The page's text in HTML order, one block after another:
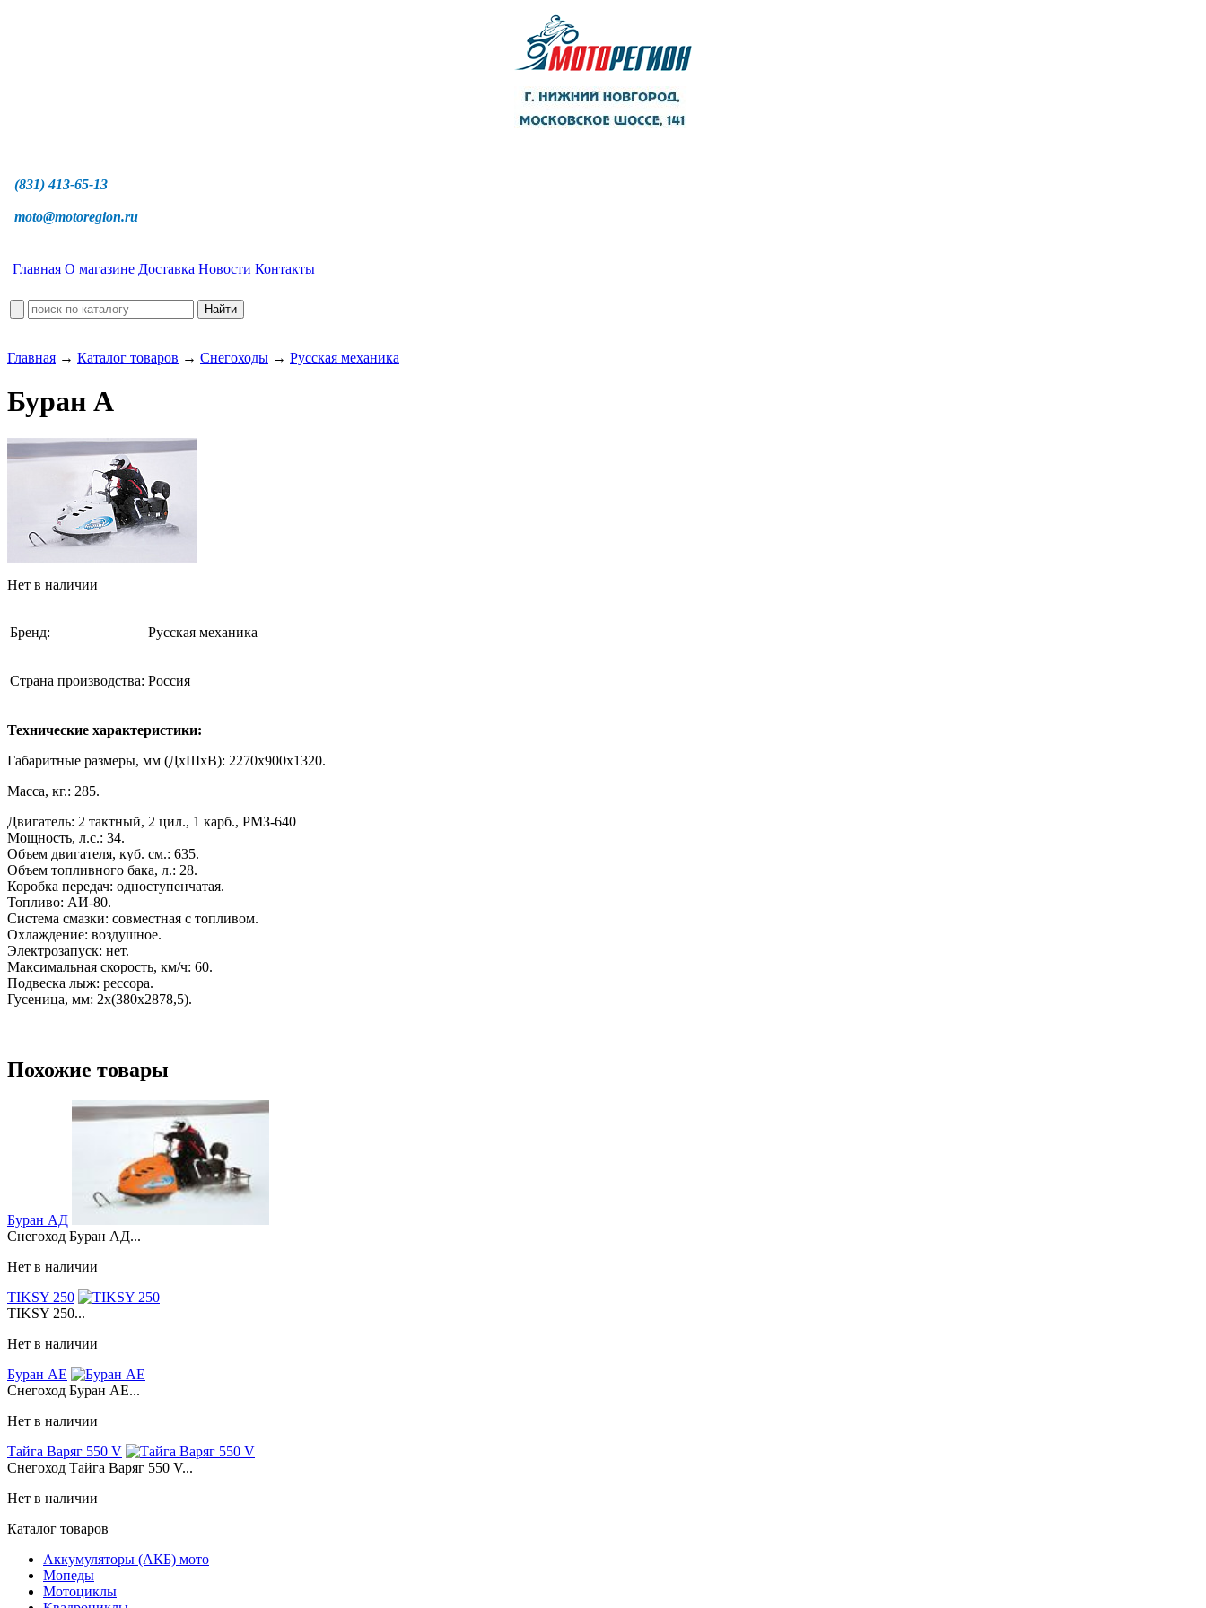
(831) 413-65-13
moto@motoregion.ru
Главная О магазине Доставка Новости Контакты
Главная → Каталог товаров → Снегоходы → Русская механика
Буран А
Нет в наличии
Бренд: Русская механика
Страна производства: Россия
Технические характеристики:
Габаритные размеры, мм (ДхШхВ): 2270х900х1320.
Масса, кг.: 285.
Двигатель: 2 тактный, 2 цил., 1 карб., РМЗ-640
Мощность, л.с.: 34.
Объем двигателя, куб. см.: 635.
Объем топливного бака, л.: 28.
Коробка передач: одноступенчатая.
Топливо: АИ-80.
Система смазки: совместная с топливом.
Охлаждение: воздушное.
Электрозапуск: нет.
Максимальная скорость, км/ч: 60.
Подвеска лыж: рессора.
Гусеница, мм: 2х(380х2878,5).
Похожие товары
Буран АД
Снегоход Буран АД...
Нет в наличии
TIKSY 250
TIKSY 250...
Нет в наличии
Буран АЕ
Снегоход Буран АЕ...
Нет в наличии
Тайга Варяг 550 V
Снегоход Тайга Варяг 550 V...
Нет в наличии
Каталог товаров
Аккумуляторы (АКБ) мото
Мопеды
Мотоциклы